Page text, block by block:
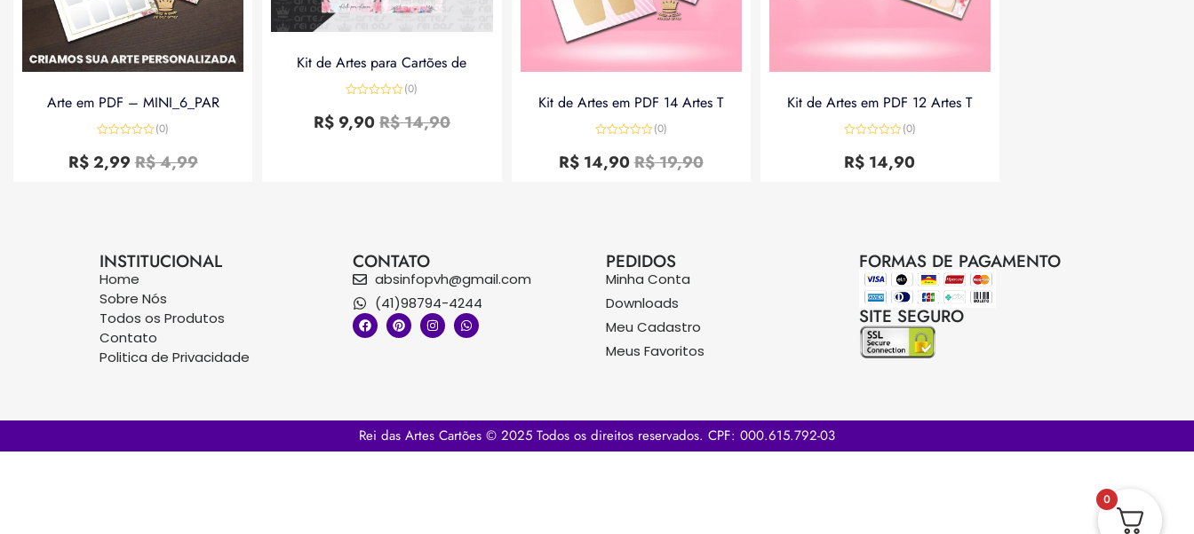
Arte em PDF – MINI_6_PAR
0
de
(0)
R$4,99
R$2,99
Kit de Artes para Cartões de
0
de
(0)
R$14,90
R$9,90
Kit de Artes em PDF 14 Artes T
0
de
(0)
R$19,90
R$14,90
Kit de Artes em PDF 12 Artes T
0
de
(0)
R$ 14,90
INSTITUCIONAL
Home
Sobre Nós
Todos os Produtos
Contato
Politica de Privacidade
CONTATO
absinfopvh@gmail.com
(41)98794-4244
PEDIDOS
Minha Conta
Downloads
Meu Cadastro
Meus Favoritos
FORMAS DE PAGAMENTO
SITE SEGURO
Rei das Artes Cartões © 2025 Todos os direitos reservados. CPF: 000.615.792-03
0